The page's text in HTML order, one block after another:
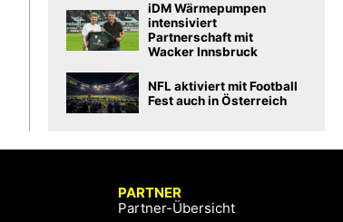
iDM Wärmepumpen
intensiviert
Partnerschaft mit
Wacker Innsbruck
NFL aktiviert mit Football
Fest auch in Österreich
PARTNER
Partner-Übersicht